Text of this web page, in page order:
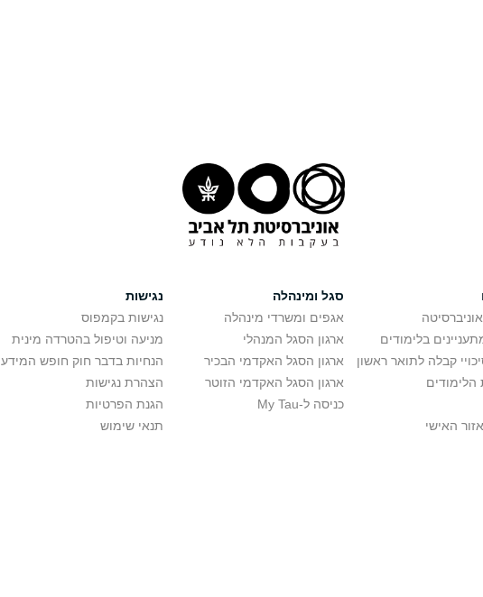
בלימודים
קבלה לתואר ראשון
הלימודים
האישי
סגל ומינהלה
אגפים ומשרדי מינהלה
ארגון הסגל המנהלי
ארגון הסגל האקדמי הבכיר
ארגון הסגל האקדמי הזוטר
כניסה ל-My Tau
נגישות
נגישות בקמפוס
מניעה וטיפול בהטרדה מינית
הנחיות בדבר חוק חופש המידע
הצהרת נגישות
הגנת הפרטיות
תנאי שימוש